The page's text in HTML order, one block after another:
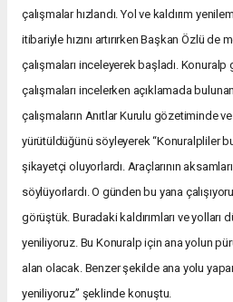
çalışmalar hızlandı. Yol ve kaldırım
itibariyle hızını artırırken Başkan Özlü de
çalışmaları inceleyerek başladı. Konuralp
çalışmaları incelerken açıklamada
çalışmaların Anıtlar Kurulu gözetiminde
yürütüldüğünü söyleyerek “Konuralpliler
şikayetçi oluyorlardı. Araçlarının
söylüyorlardı. O günden bu yana
görüştük. Buradaki kaldırımları ve yolları
yeniliyoruz. Bu Konuralp için ana yolun
alan olacak. Benzer şekilde ana yolu
yeniliyoruz” şeklinde konuştu.